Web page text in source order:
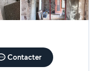
Contacter